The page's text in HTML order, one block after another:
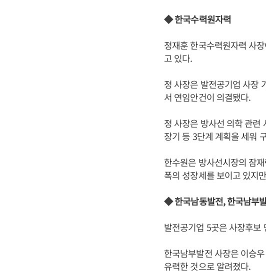
◆ 한국수력원자력
정재훈 한국수력원자력 사
고 있다.
정 사장은 발전공기업 사장
서 연임안건이 의결됐다.
정 사장은 방사선 의학 관련
장기 등 3단계 계획을 세워
한수원은 방사선시장의 잠
폭의 성장세를 보이고 있지
◆ 한국남동발전, 한국남부
발전공기업 5곳은 사장후보
한국남부발전 사장은 이승
유력한 것으로 알려졌다.